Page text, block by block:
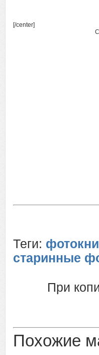
[/center]
Теги:
старинные
При
Похожие